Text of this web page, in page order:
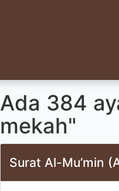
Ada 384
mekah"
Surat Al-Mu’min